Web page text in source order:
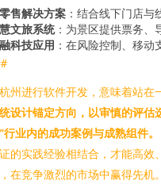
售解决方案 ：结合线下门店
文旅系统：为景区提供票务、
科技应用 ：在风险控制、移动
州进行软件开发，意味着站在
设计锚定方向，以审慎的评估
行业内的成功案例与成熟组件。
的实践经验相结合，才能高效
在竞争激烈的市场中赢得先机。